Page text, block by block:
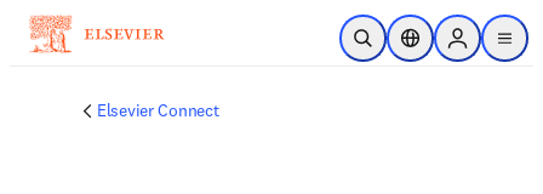
Ir para o conteúdo principal
Pesquisa aberta
Seletor deSign in to
menu
Elsevier Connect